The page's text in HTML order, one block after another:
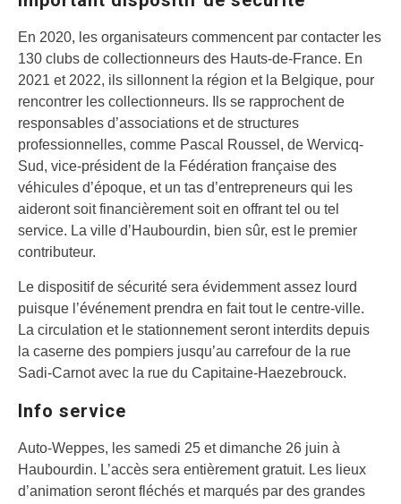
En 2020, les organisateurs commencent par contacter les
130 clubs de collectionneurs des Hauts-de-France. En
2021 et 2022, ils sillonnent la région et la Belgique, pour
rencontrer les collectionneurs. Ils se rapprochent de
responsables d’associations et de structures
professionnelles, comme Pascal Roussel, de Wervicq-
Sud, vice-président de la Fédération française des
véhicules d’époque, et un tas d’entrepreneurs qui les
aideront soit financièrement soit en offrant tel ou tel
service. La ville d’Haubourdin, bien sûr, est le premier
contributeur.
Le dispositif de sécurité sera évidemment assez lourd
puisque l’événement prendra en fait tout le centre-ville.
La circulation et le stationnement seront interdits depuis
la caserne des pompiers jusqu’au carrefour de la rue
Sadi-Carnot avec la rue du Capitaine-Haezebrouck.
Info service
Auto-Weppes, les samedi 25 et dimanche 26 juin à
Haubourdin. L’accès sera entièrement gratuit. Les lieux
d’animation seront fléchés et marqués par des grandes